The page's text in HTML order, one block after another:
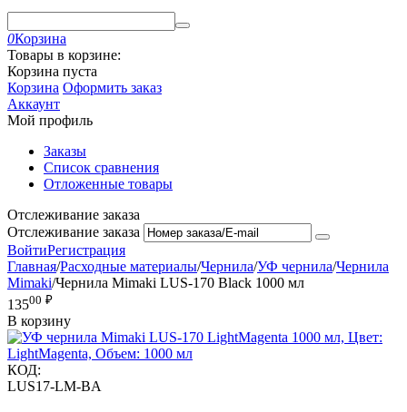
0Корзина
Товары в корзине:
Корзина пуста
Корзина Оформить заказ
Аккаунт
Мой профиль
Заказы
Список сравнения
Отложенные товары
Отслеживание заказа
Отслеживание заказа
ВойтиРегистрация
Главная/Расходные материалы/Чернила/УФ чернила/Чернила
Mimaki/Чернила Mimaki LUS-170 Black 1000 мл
13500 ₽
В корзину
КОД:
LUS17-LM-BA